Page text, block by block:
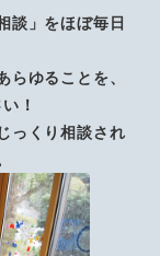
談」をほぼ毎日
ゆることを、
！
っくり相談され